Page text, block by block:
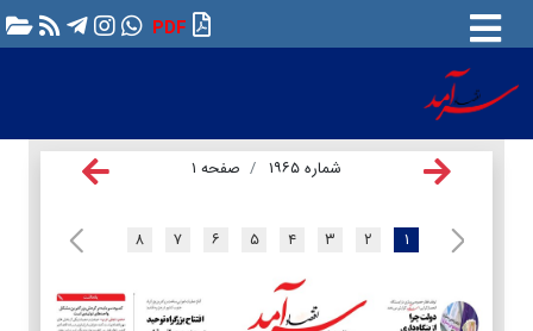
PDF
شماره ۱۹۶۵ صفحه ۱
۱ ۲ ۳ ۴ ۵ ۶ ۷ ۸